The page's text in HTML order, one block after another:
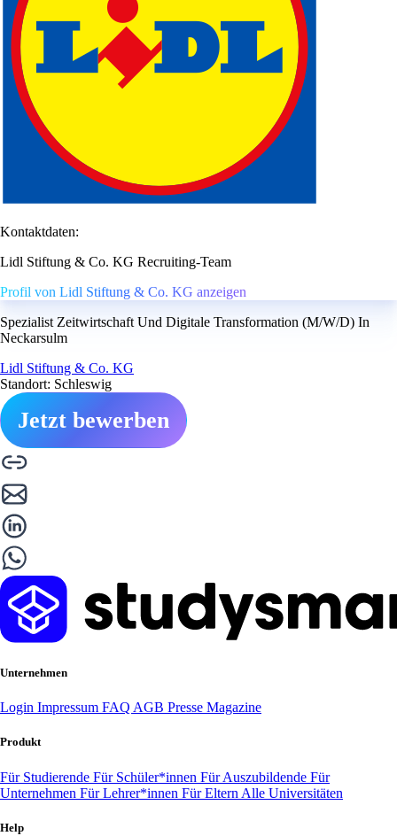
Kontaktdaten:
Lidl Stiftung & Co. KG Recruiting-Team
Profil von Lidl Stiftung & Co. KG anzeigen
Spezialist Zeitwirtschaft Und Digitale Transformation (M/W/D) In
Neckarsulm
Lidl Stiftung & Co. KG
Standort: Schleswig
Jetzt bewerben
Unternehmen
Login Impressum FAQ AGB Presse Magazine
Produkt
Für Studierende Für Schüler*innen Für Auszubildende Für
Unternehmen Für Lehrer*innen Für Eltern Alle Universitäten
Help